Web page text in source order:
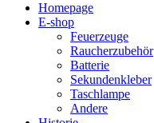
Homepage
E-shop
Feuerzeuge
Raucherzubehör
Batterie
Sekundenkleber
Taschlampe
Andere